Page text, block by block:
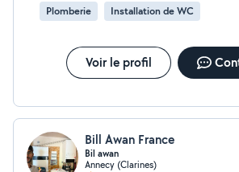
un prix très abordables ) . Il prend le temps de
l'issue de sa prestation cela mérite un 5/5
Plomberie Installation de WC
Voir le profil
Bill Awan France
Bil awan
Annecy (Clarines)